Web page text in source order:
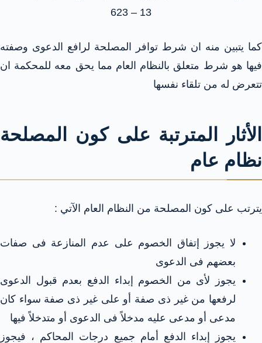
13 – 623
كما يتبين منه ان شرط توافر المصلحة لرافع الدعوى وصفته
فيها هو شرط متعلق بالنظام العام مما يحق معه للمحكمة ان
تتعرض له من تلقاء نفسها
الأثار المترتبة على كون المصلحة
نظام عام
يترتب على كون المصلحة من النظام العام الآتي :
لا يجوز إتفاق الخصوم على عدم المنازعة فى صفات
بعضهم فى الدعوى
يجوز لأى من الخصوم إبداء الدفع بعدم قبول الدعوى
لرفعها من غير ذى صفة أو على غير ذى صفة سواء كان
مدعى أو مدعى عليه مدخلاً فى الدعوى أو متدخلاً فيها
يجوز إبداء الدفع أمام جميع درجات المحاكم ، فيجوز